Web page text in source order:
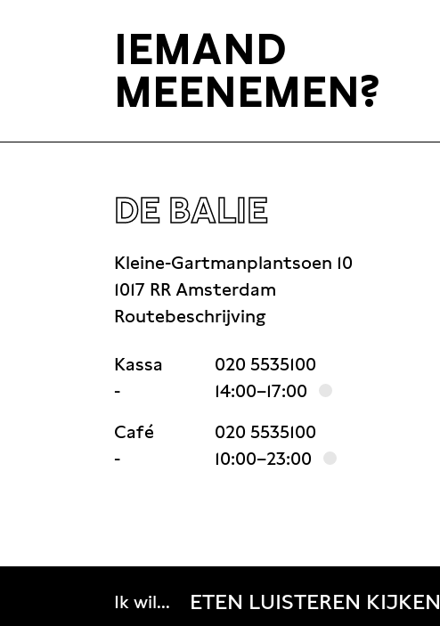
IEMAND
MEENEMEN?
DE BALIE
Kleine-Gartmanplantsoen 10
1017 RR Amsterdam
Routebeschrijving
Kassa
020 5535100
-
14:00–17:00
Café
020 5535100
-
10:00–23:00
Ik wil... ETEN LUISTEREN KIJKEN